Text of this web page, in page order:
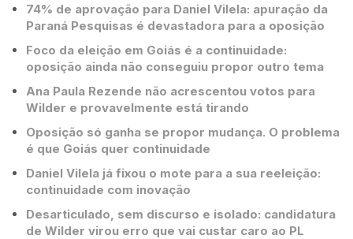
74% de aprovação para Daniel Vilela: apuração da
Paraná Pesquisas é devastadora para a oposição
Foco da eleição em Goiás é a continuidade:
oposição ainda não conseguiu propor outro tema
Ana Paula Rezende não acrescentou votos para
Wilder e provavelmente está tirando
Oposição só ganha se propor mudança. O problema
é que Goiás quer continuidade
Daniel Vilela já fixou o mote para a sua reeleição:
continuidade com inovação
Desarticulado, sem discurso e isolado: candidatura
de Wilder virou erro que vai custar caro ao PL